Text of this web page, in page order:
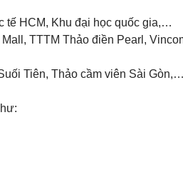
tế HCM, Khu đại học quốc gia,…
TTTM Thảo điền Pearl,
Tiên, Thảo cầm viên Sài Gòn,…